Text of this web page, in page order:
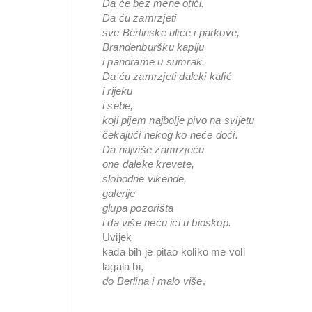
Da će bez mene otići.
Da ću zamrzjeti
sve Berlinske ulice i parkove,
Brandenburšku kapiju
i panorame u sumrak.
Da ću zamrzjeti daleki kafić
i rijeku
i sebe,
koji pijem najbolje pivo na svijetu
čekajući nekog ko neće doći.
Da najviše zamrzjeću
one daleke krevete,
slobodne vikende,
galerije
glupa pozorišta
i da više neću ići u bioskop.
Uvijek
kada bih je pitao koliko me voli
do Berlina i malo više